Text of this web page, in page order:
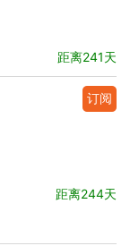
距离241天
订阅
距离244天